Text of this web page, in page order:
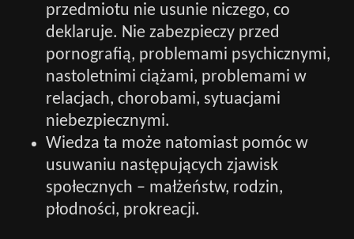
przedmiotu nie usunie niczego, co
deklaruje. Nie zabezpieczy przed
pornografią, problemami psychicznymi,
nastoletnimi ciążami, problemami w
relacjach, chorobami, sytuacjami
niebezpiecznymi.
Wiedza ta może natomiast pomóc w
usuwaniu następujących zjawisk
społecznych – małżeństw, rodzin,
płodności, prokreacji.